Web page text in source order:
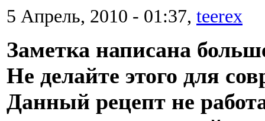
5 Апрель, 2010 - 01:37, teerex
Заметка написана
Не делайте этого для
Данный рецепт не